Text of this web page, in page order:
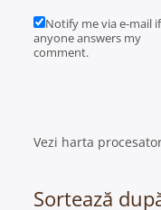
Notify me via e-mail if
anyone answers my
comment.
Vezi harta
Sortează